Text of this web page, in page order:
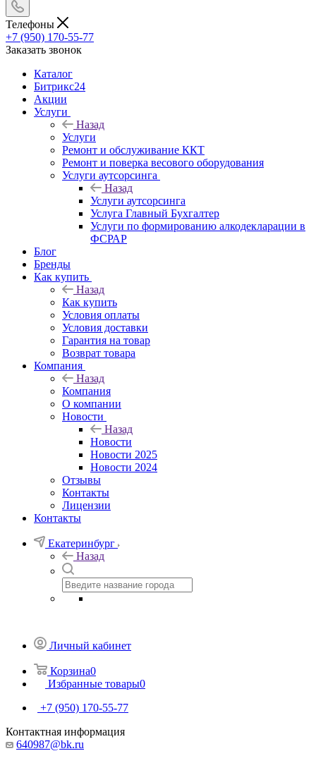
Телефоны
+7 (950) 170-55-77
Заказать звонок
Каталог
Битрикс24
Акции
Услуги
Назад
Услуги
Ремонт и обслуживание ККТ
Ремонт и поверка весового оборудования
Услуги аутсорсинга
Назад
Услуги аутсорсинга
Услуга Главный Бухгалтер
Услуги по формированию алкодекларации в
ФСРАР
Блог
Бренды
Как купить
Назад
Как купить
Условия оплаты
Условия доставки
Гарантия на товар
Возврат товара
Компания
Назад
Компания
О компании
Новости
Назад
Новости
Новости 2025
Новости 2024
Отзывы
Контакты
Лицензии
Контакты
Екатеринбург
Назад
Личный кабинет
Корзина0
Избранные товары0
+7 (950) 170-55-77
Контактная информация
640987@bk.ru